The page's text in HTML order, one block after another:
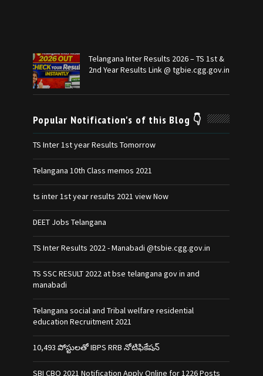
Telangana Inter Results 2026 – TS 1st &
2nd Year Results Link @ tgbie.cgg.gov.in
Popular Notification's of this Blog 👇
TS Inter 1st year Results Tomorrow
Telangana 10th Class memos 2021
ts inter 1st year results 2021 view Now
DEET Jobs Telangana
TS Inter Results 2022 - Manabadi @tsbie.cgg.gov.in
TS SSC RESULT 2022 at bse telangana gov in and
manabadi
Telangana social and Tribal welfare residential
education Recruitment 2021
10,493 పోస్టులతో IBPS RRB నోటిఫికేషన్‌
SBI CBO 2021 Notification Apply Online for 1226 Posts